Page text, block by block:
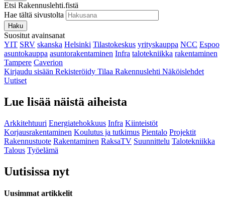
Etsi Rakennuslehti.fistä
Hae tältä sivustolta
Haku
Suositut avainsanat
YIT SRV skanska Helsinki Tilastokeskus yrityskauppa NCC Espoo
asuntokauppa asuntorakentaminen Infra talotekniikka rakentaminen
Tampere Caverion
Kirjaudu sisään Rekisteröidy Tilaa Rakennuslehti Näköislehdet
Uutiset
Lue lisää näistä aiheista
Arkkitehtuuri Energiatehokkuus Infra Kiinteistöt
Korjausrakentaminen Koulutus ja tutkimus Pientalo Projektit
Rakennustuote Rakentaminen RaksaTV Suunnittelu Talotekniikka
Talous Työelämä
Uutisissa nyt
Uusimmat artikkelit